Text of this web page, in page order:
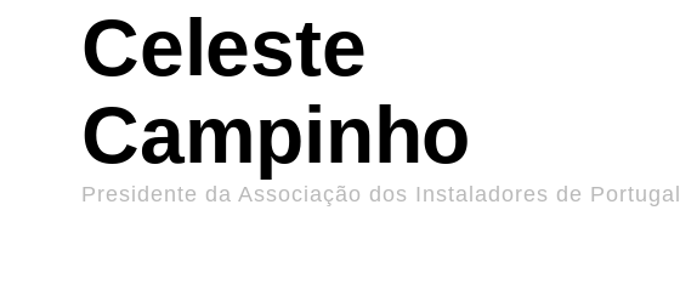
Celeste
Campinho
Presidente da Associação dos Instaladores de Portugal